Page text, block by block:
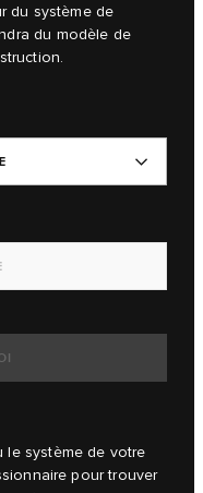
du système de
du modèle de
le système de votre
pour trouver